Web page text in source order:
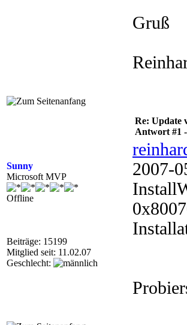
Gruß
Sunny
Microsoft MVP
Offline
Beiträge: 15199
Mitglied seit: 11.02.07
Geschlecht:
Re: Update
Antwort #1 -